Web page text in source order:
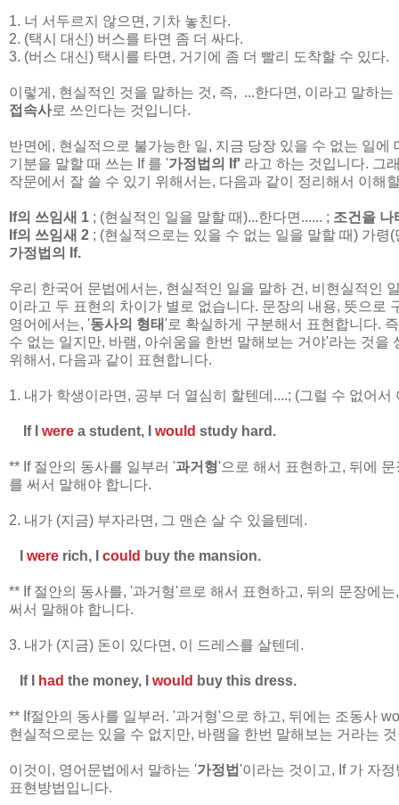
1. 너 서두르지 않으면, 기차 놓친다.
2. (택시 대신) 버스를 타면 좀 더 싸다.
3. (버스 대신) 택시를 타면, 거기에 좀 더 빨리 도착할 수 있다.
이렇게, 현실적인 것을 말하는 것, 즉, ...한다면, 이라고 말하
접속사로 쓰인다는 것입니다.
반면에, 현실적으로 불가능한 일, 지금 당장 있을 수 없는 일에
기분을 말할 때 쓰는 If 를 '가정법의 If' 라고 하는 것입니다. 그
작문에서 잘 쓸 수 있기 위해서는, 다음과 같이 정리해서 이해
If의 쓰임새 1 ; (현실적인 일을 말할 때)...한다면...... ; 조건을 나
If의 쓰임새 2 ; (현실적으로는 있을 수 없는 일을 말할 때) 가령
가정법의 If.
우리 한국어 문법에서는, 현실적인 일을 말하 건, 비현실적인
이라고 두 표현의 차이가 별로 없습니다. 문장의 내용, 뜻으로
영어에서는, '동사의 형태'로 확실하게 구분해서 표현합니다.
수 없는 일지만, 바램, 아쉬움을 한번 말해보는 거야'라는 것을
위해서, 다음과 같이 표현합니다.
1. 내가 학생이라면, 공부 더 열심히 할텐데....; (그럴 수 없어서
If I were a student, I would study hard.
** If 절안의 동사를 일부러 '과거형'으로 해서 표현하고, 뒤에
를 써서 말해야 합니다.
2. 내가 (지금) 부자라면, 그 맨숀 살 수 있을텐데.
were rich, I could buy the mansion.
** If 절안의 동사를, '과거형'르로 해서 표현하고, 뒤의 문장에
써서 말해야 합니다.
3. 내가 (지금) 돈이 있다면, 이 드레스를 살텐데.
If I had the money, I would buy this dress.
** If절안의 동사를 일부러. '과거형'으로 하고, 뒤에는 조동사
현실적으로는 있을 수 없지만, 바램을 한번 말해보는 거라는
이것이, 영어문법에서 말하는 '가정법'이라는 것이고, If 가 자
표현방법입니다.